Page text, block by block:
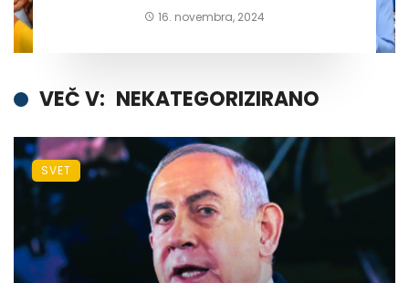
16. novembra, 2024
VEČ V: NEKATEGORIZIRANO
SVET